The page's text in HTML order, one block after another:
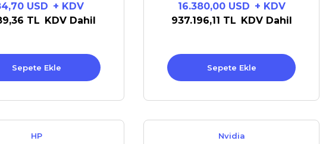
USD + KDV
TL KDV Dahil
Sepete Ekle
16.380,00 USD + KDV
937.196,11 TL KDV Dahil
Sepete Ekle
HP Nvidia